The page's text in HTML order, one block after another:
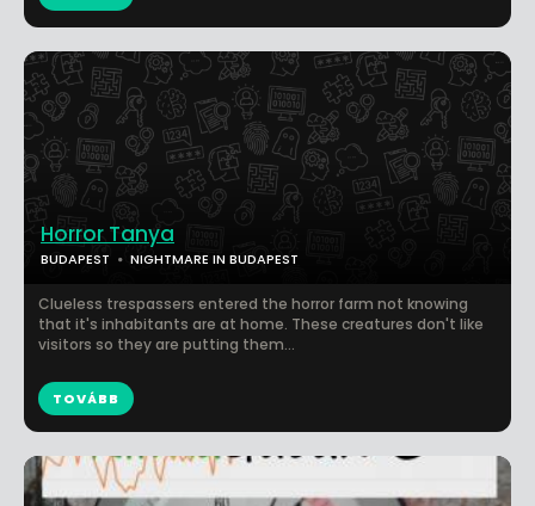
Horror Tanya
BUDAPEST NIGHTMARE IN BUDAPEST
Clueless trespassers entered the horror farm not knowing
that it's inhabitants are at home. These creatures don't like
visitors so they are putting them...
TOVÁBB